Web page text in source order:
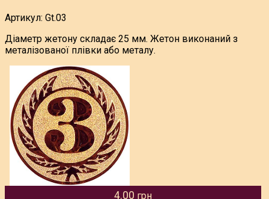
Артикул: Gt.03
Діаметр жетону складає 25 мм. Жетон виконаний з
металізованої плівки або металу.
4.00 грн